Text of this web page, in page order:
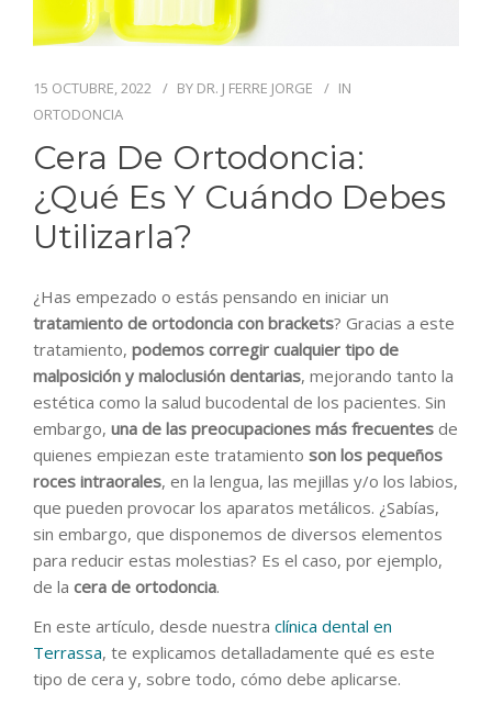
15 OCTUBRE, 2022 BY DR. J FERRE JORGE
IN
ORTODONCIA
Cera De Ortodoncia:
¿qué Es Y Cuándo Debes
Utilizarla?
¿Has empezado o estás pensando en iniciar un
tratamiento de ortodoncia con brackets? Gracias a este
tratamiento, podemos corregir cualquier tipo de
malposición y maloclusión dentarias, mejorando tanto la
estética como la salud bucodental de los pacientes. Sin
embargo, una de las preocupaciones más frecuentes de
quienes empiezan este tratamiento son los pequeños
roces intraorales, en la lengua, las mejillas y/o los labios,
que pueden provocar los aparatos metálicos. ¿Sabías,
sin embargo, que disponemos de diversos elementos
para reducir estas molestias? Es el caso, por ejemplo,
de la cera de ortodoncia.
En este artículo, desde nuestra clínica dental en
Terrassa, te explicamos detalladamente qué es este
tipo de cera y, sobre todo, cómo debe aplicarse.